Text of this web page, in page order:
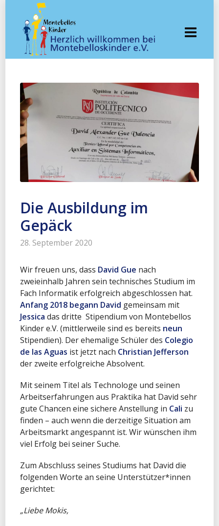
Die Ausbildung im
Gepäck
28. September 2020
Wir freuen uns, dass David Gue nach
zweieinhalb Jahren sein technisches Studium im
Fach Informatik erfolgreich abgeschlossen hat.
Anfang 2018 begann David gemeinsam mit
Jessica das dritte Stipendium von Montebellos
Kinder e.V. (mittlerweile sind es bereits neun
Stipendien). Der ehemalige Schüler des Colegio
de las Aguas ist jetzt nach Christian Jefferson
der zweite erfolgreiche Absolvent.
Mit seinem Titel als Technologe und seinen
Arbeitserfahrungen aus Praktika hat David sehr
gute Chancen eine sichere Anstellung in Cali zu
finden – auch wenn die derzeitige Situation am
Arbeitsmarkt angespannt ist. Wir wünschen ihm
viel Erfolg bei seiner Suche.
Zum Abschluss seines Studiums hat David die
folgenden Worte an seine Unterstützer*innen
gerichtet:
„Liebe Mokis,